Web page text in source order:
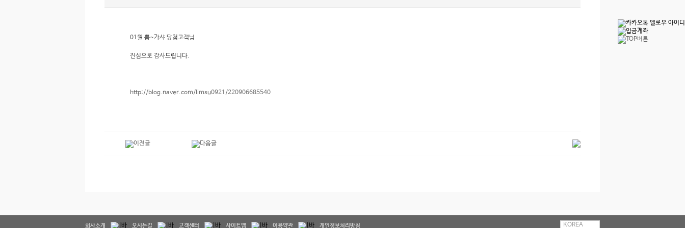
01월 뿜~가샤 당첨고객님
진심으로 감사드립니다.
http://blog.naver.com/limsu0921/220906685540
회사소개 오시는길 고객센터 사이트맵 이용약관 개인정보처리방침 KOREA